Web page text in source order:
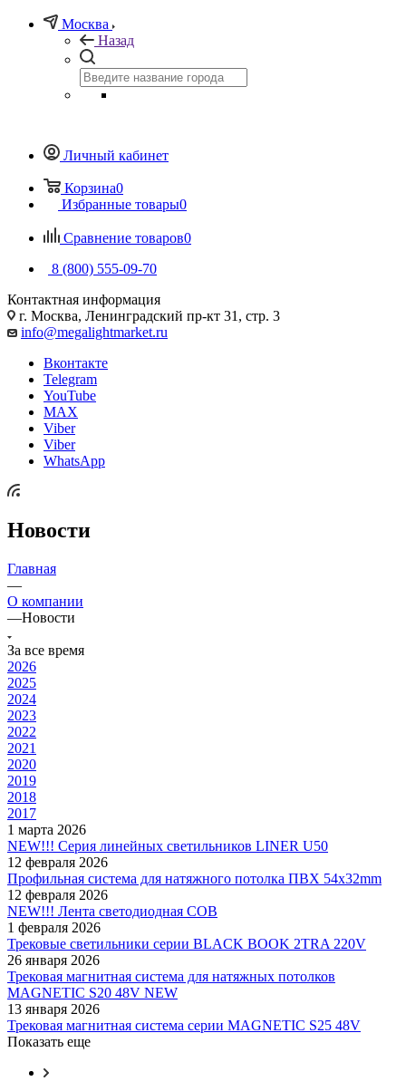
Москва
Назад
Личный кабинет
Корзина0
Избранные товары0
Сравнение товаров0
8 (800) 555-09-70
Контактная информация
г. Москва, Ленинградский пр-кт 31, стр. 3
info@megalightmarket.ru
Вконтакте
Telegram
YouTube
MAX
Viber
Viber
WhatsApp
Новости
Главная
—
О компании
—Новости
За все время
2026
2025
2024
2023
2022
2021
2020
2019
2018
2017
1 марта 2026
NEW!!! Серия линейных светильников LINER U50
12 февраля 2026
Профильная система для натяжного потолка ПВХ 54х32mm
12 февраля 2026
NEW!!! Лента светодиодная COB
1 февраля 2026
Трековые светильники серии BLACK BOOK 2TRA 220V
26 января 2026
Трековая магнитная система для натяжных потолков
MAGNETIC S20 48V NEW
13 января 2026
Трековая магнитная система серии MAGNETIC S25 48V
Показать еще